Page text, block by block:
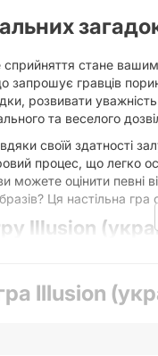
стане
гравців
розвивати
та веселого
своїй здатності
процес, що легко
оцінити певні
Ця настільна
Illusion
ефективно
Кожна
Illusion